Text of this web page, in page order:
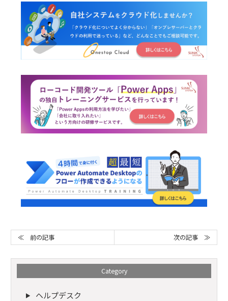
≪ 前の記事 次の記事 ≫
Category
ヘルプデスク